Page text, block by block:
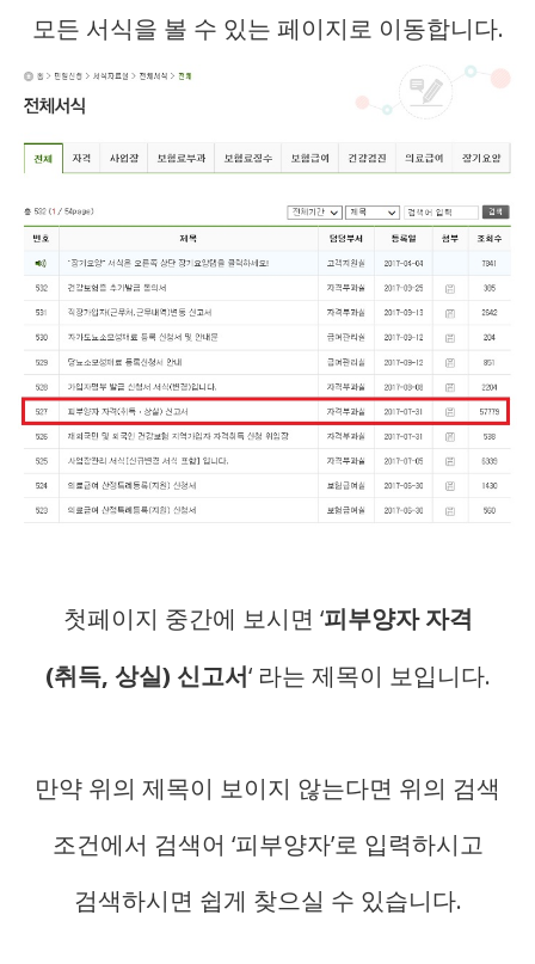
모든 서식을 볼 수 있는 페이지로 이동합니다.
첫페이지 중간에 보시면 ‘피부양자 자격
(취득, 상실) 신고서‘ 라는 제목이 보입니다.
만약 위의 제목이 보이지 않는다면 위의 검색
조건에서 검색어 ‘피부양자’로 입력하시고
검색하시면 쉽게 찾으실 수 있습니다.